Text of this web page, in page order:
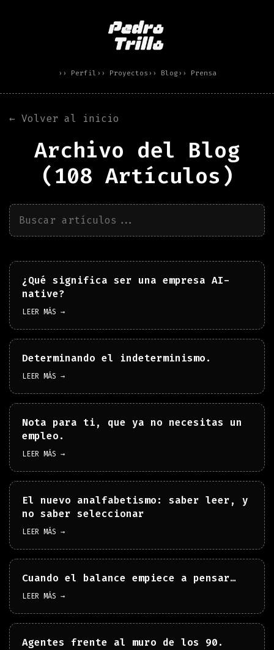
›› Perfil ›› Proyectos ›› Blog ›› Prensa
← Volver al inicio
Archivo del Blog
(108 Artículos)
¿Qué significa ser una empresa AI-
native?
LEER MÁS →
Determinando el indeterminismo.
LEER MÁS →
Nota para ti, que ya no necesitas un
empleo.
LEER MÁS →
El nuevo analfabetismo: saber leer, y
no saber seleccionar
LEER MÁS →
Cuando el balance empiece a pensar…
LEER MÁS →
Agentes frente al muro de los 90.